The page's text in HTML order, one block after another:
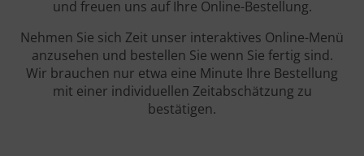
und freuen uns auf Ihre Online-Bestellung.
Nehmen Sie sich Zeit unser interaktives Online-Menü
anzusehen und bestellen Sie wenn Sie fertig sind.
Wir brauchen nur etwa eine Minute Ihre Bestellung
mit einer individuellen Zeitabschätzung zu
bestätigen.